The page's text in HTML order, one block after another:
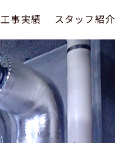
工事実績 スタッフ紹介